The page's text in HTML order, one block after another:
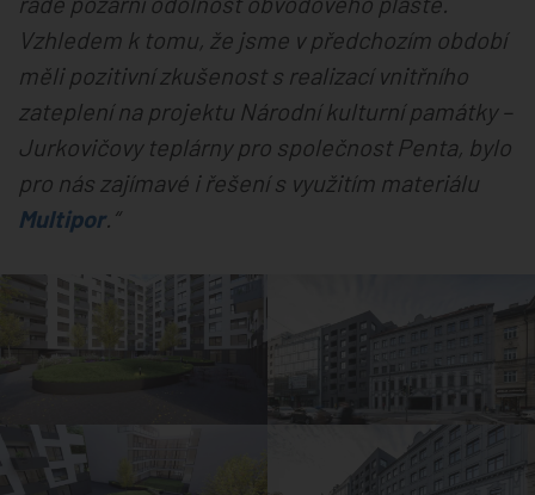
Vzhledem k tomu, že jsme v předchozím období
měli pozitivní zkušenost s realizací vnitřního
zateplení na projektu Národní kulturní památky –
Jurkovičovy teplárny pro společnost Penta, bylo
pro nás zajímavé i řešení s využitím materiálu
Multipor.“